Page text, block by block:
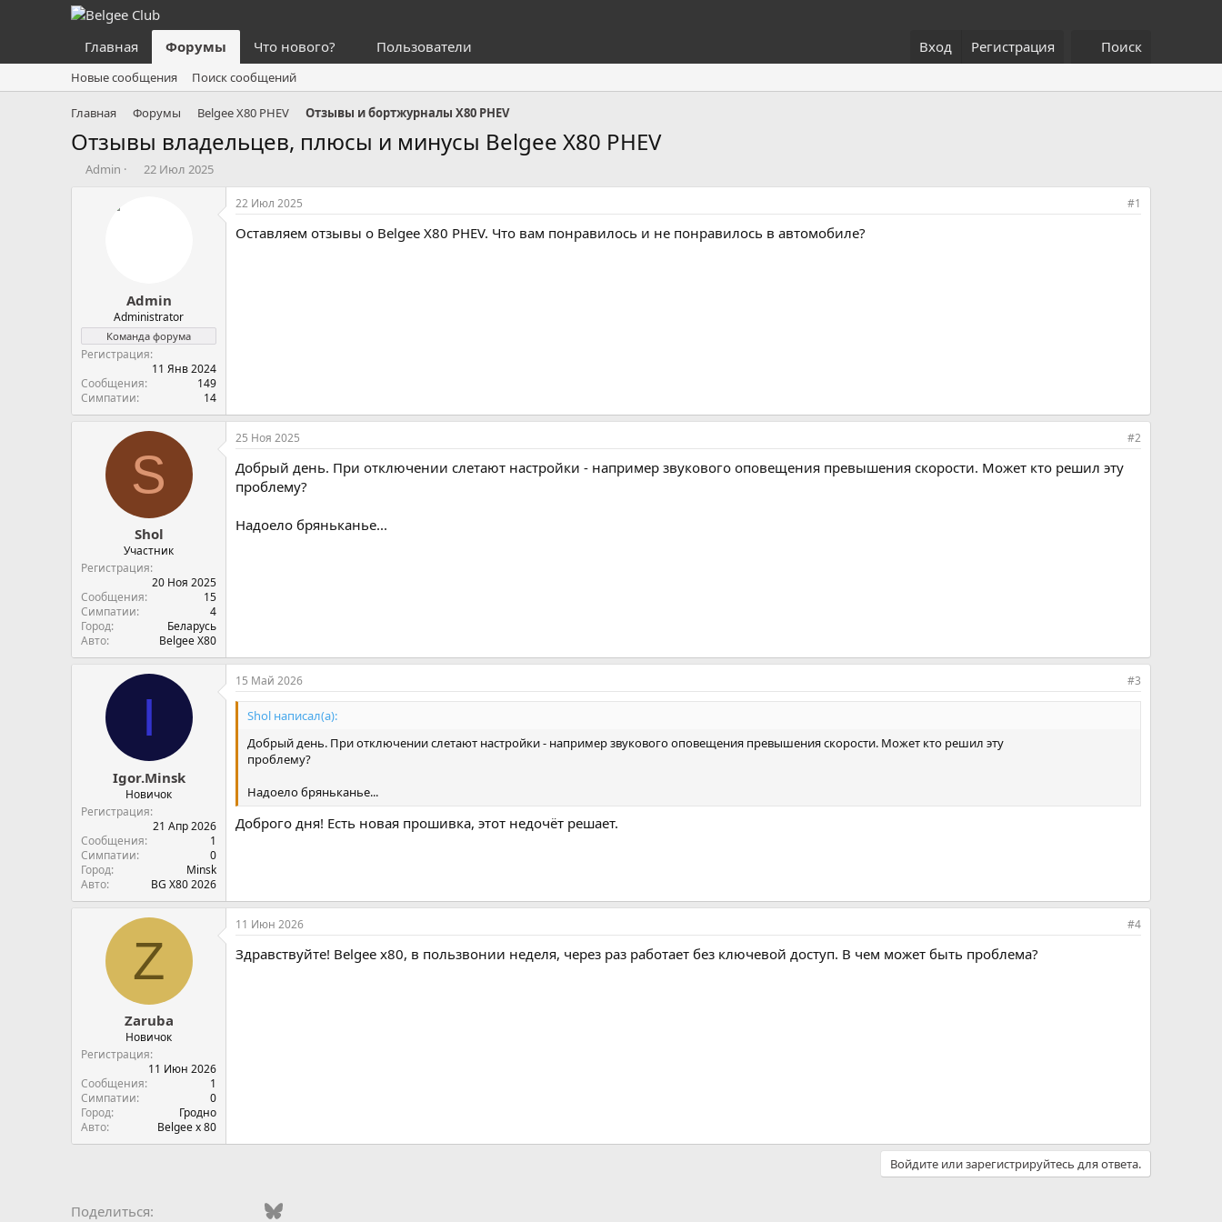
Главная Форумы Что нового? Пользователи Вход Регистрация Поиск
Новые сообщения Поиск сообщений
Главная Форумы Belgee X80 PHEV Отзывы и бортжурналы X80 PHEV
Отзывы владельцев, плюсы и минусы Belgee X80 PHEV
А
Admin
Д
л
а
22 Июл 2025
Admin
Administrator
Команда форума
Регистрация
11 Янв 2024
Сообщения
149
Симпатии
14
22 Июл 2025 #1
Оставляем отзывы о Belgee X80 PHEV. Что вам понравилось и не понравилось в автомобиле?
S
Shol
Участник
Регистрация
20 Ноя 2025
Сообщения
15
Симпатии
4
Город
Беларусь
Авто
Belgee X80
25 Ноя 2025 #2
Добрый день. При отключении слетают настройки - например звукового оповещения превышения скорости. Может кто решил эту
проблему?
Надоело бряньканье...
I
Igor.Minsk
Новичок
Регистрация
21 Апр 2026
Сообщения
1
Симпатии
0
Город
Minsk
Авто
BG X80 2026
15 Май 2026 #3
Shol написал(а):
Добрый день. При отключении слетают настройки - например звукового оповещения превышения скорости. Может кто решил эту
проблему?
Надоело бряньканье...
Доброго дня! Есть новая прошивка, этот недочёт решает.
Z
Zaruba
Новичок
Регистрация
11 Июн 2026
Сообщения
1
Симпатии
0
Город
Гродно
Авто
Belgee x 80
11 Июн 2026 #4
Здравствуйте! Belgee x80, в пользвонии неделя, через раз работает без ключевой доступ. В чем может быть проблема?
Войдите или зарегистрируйтесь для ответа.
Поделиться: Odnoklassniki
Mail.ruBluesky